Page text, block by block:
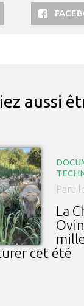
aussi
Paru
La
cet été